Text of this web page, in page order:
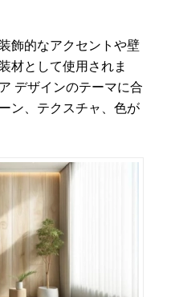
飾的なアクセントや壁
材として使用されま
デザインのテーマに合
ン、テクスチャ、色が